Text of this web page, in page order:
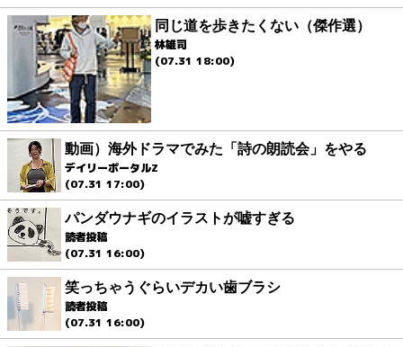
同じ道を歩きたくない（傑作選）
林雄司
(07.31 18:00)
動画）海外ドラマでみた「詩の朗読会」をやる
デイリーポータルZ
(07.31 17:00)
パンダウナギのイラストが嘘すぎる
読者投稿
(07.31 16:00)
笑っちゃうぐらいデカい歯ブラシ
読者投稿
(07.31 16:00)